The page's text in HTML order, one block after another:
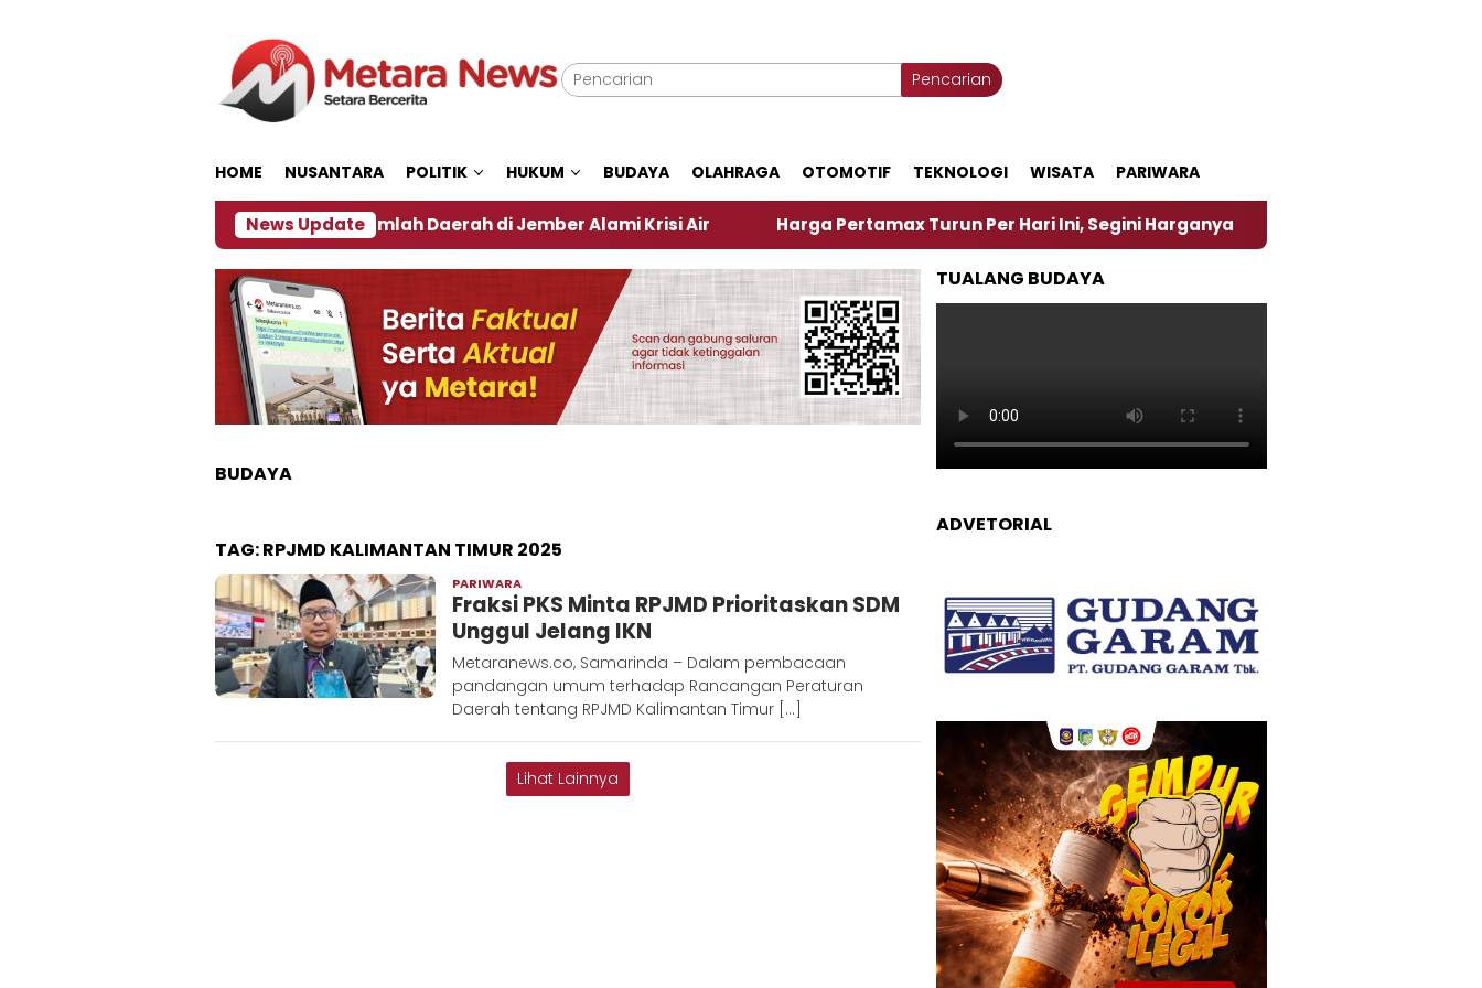
Pencarian
HOME NUSANTARA POLITIK HUKUM BUDAYA OLAHRAGA OTOMOTIF TEKNOLOGI WISATA PARIWARA
News Update
Dampak El Nino, Sejumlah Daerah di Jember Alami Krisi Air Harga Pertamax Turun Per Hari Ini, Segini Harganya ‎Nasirun Maestro Lukis
BUDAYA
TAG:RPJMD KALIMANTAN TIMUR 2025
PARIWARA
Metaranews
Fraksi PKS Minta RPJMD Prioritaskan SDM
Unggul Jelang IKN
Metaranews.co, Samarinda – Dalam pembacaan
pandangan umum terhadap Rancangan Peraturan
Daerah tentang RPJMD Kalimantan Timur […]
Lihat Lainnya
TUALANG BUDAYA
ADVETORIAL